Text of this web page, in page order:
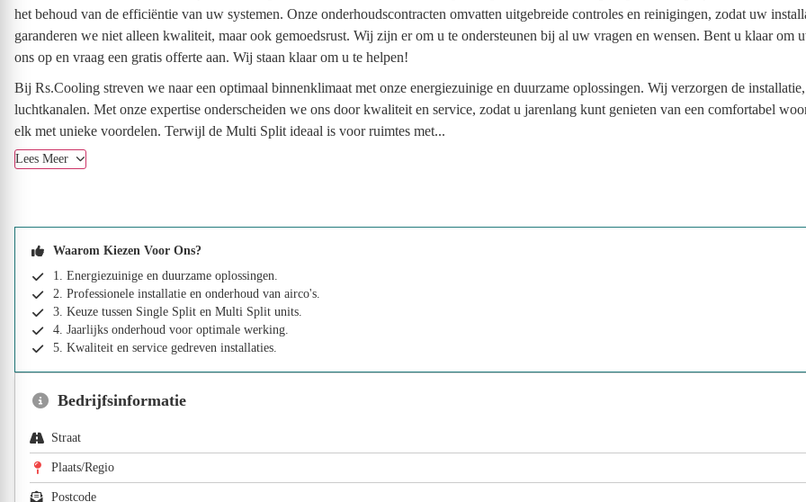
het behoud van de efficiëntie van uw systemen. Onze onderhoudscontracten omvatten uitgebreide controles en reinigingen, zodat uw
garanderen we niet alleen kwaliteit, maar ook gemoedsrust. Wij zijn er om u te ondersteunen bij al uw vragen en wensen. Bent u klaar om
ons op en vraag een gratis offerte aan. Wij staan klaar om u te helpen!
Bij Rs.Cooling streven we naar een optimaal binnenklimaat met onze energiezuinige en duurzame oplossingen. Wij verzorgen de
luchtkanalen. Met onze expertise onderscheiden we ons door kwaliteit en service, zodat u jarenlang kunt genieten van een comfortabel
elk met unieke voordelen. Terwijl de Multi Split ideaal is voor ruimtes met...
Lees Meer
Waarom Kiezen Voor Ons?
1. Energiezuinige en duurzame oplossingen.
2. Professionele installatie en onderhoud van airco's.
3. Keuze tussen Single Split en Multi Split units.
4. Jaarlijks onderhoud voor optimale werking.
5. Kwaliteit en service gedreven installaties.
Bedrijfsinformatie
Straat
Plaats/Regio
Postcode